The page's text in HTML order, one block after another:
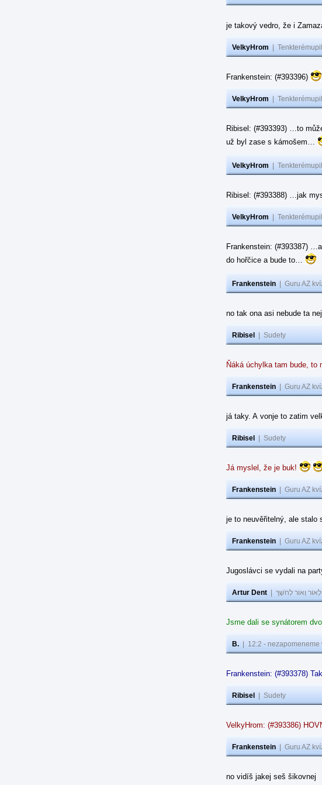
je takový vedro, že i
VelkyHrom
Frankenstein: (#393396)
VelkyHrom
Ribisel: (#393393) …to
už byl zase s kámošem…
VelkyHrom
Ribisel: (#393388) …jak
VelkyHrom
Frankenstein: (#393387)
do hořčice a bude to…
Frankenstein Guru AZ
no tak ona asi nebude ta
Ribisel Sudety
Ňáká úchylka tam bude,
Frankenstein Guru AZ
já taky. A vonje to zatim
Ribisel Sudety
Já myslel, že je buk!
Frankenstein Guru AZ
je to neuvěřitelný, ale stalo
Frankenstein Guru AZ
Jugoslávci se vydali na
Artur Dent וְאוֹר לְחֹשֶׁךְ
Jsme dali se synátorem
B. 12:2 -
Frankenstein: (#393378)
Ribisel Sudety
VelkyHrom: (#393386)
Frankenstein Guru AZ
no vidíš jakej seš šikovnej